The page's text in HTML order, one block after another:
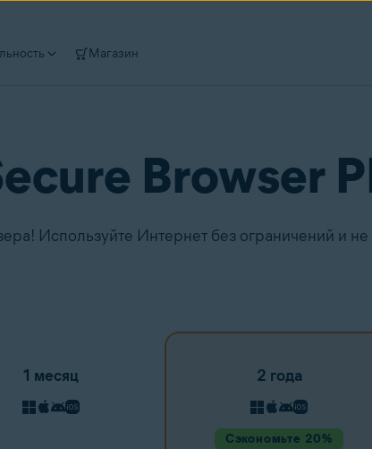
Магазин
Browser
Используйте Интернет без ограничений и не
1 месяц 2 года
Сэкономьте 20%